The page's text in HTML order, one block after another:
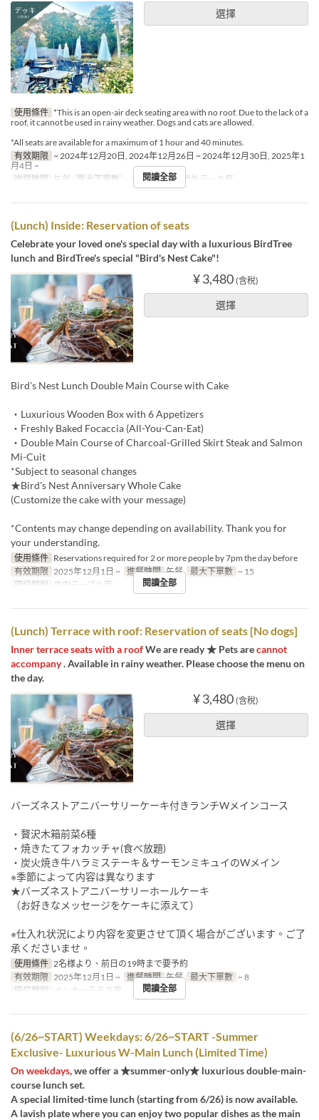
選擇
使用條件 *This is an open-air deck seating area with no roof. Due to the lack of a
roof, it cannot be used in rainy weather. Dogs and cats are allowed.
*All seats are available for a maximum of 1 hour and 40 minutes.
有效期限 ~ 2024年12月20日, 2024年12月26日 ~ 2024年12月30日, 2025年1
月4日 ~
進餐時間
午餐 最大下單數 ~ 8 座位類別 屋外デッキ席
閱讀全部
(Lunch) Inside: Reservation of seats
Celebrate your loved one's special day with a luxurious BirdTree
lunch and BirdTree's special "Bird's Nest Cake"!
¥ 3,480 (含稅)
選擇
Bird's Nest Lunch Double Main Course with Cake
・Luxurious Wooden Box with 6 Appetizers
・Freshly Baked Focaccia (All-You-Can-Eat)
・Double Main Course of Charcoal-Grilled Skirt Steak and Salmon
Mi-Cuit
*Subject to seasonal changes
★Bird's Nest Anniversary Whole Cake
(Customize the cake with your message)
*Contents may change depending on availability. Thank you for
your understanding.
使用條件 Reservations required for 2 or more people by 7pm the day before
有效期限 2025年12月1日 ~ 進餐時間 午餐 最大下單數 ~ 15
座位類別
店内テーブル席 閱讀全部
(Lunch) Terrace with roof: Reservation of seats [No dogs]
Inner terrace seats with a roofWe are ready ★ Pets arecannot
accompany. Available in rainy weather. Please choose the menu on
the day.
¥ 3,480 (含稅)
選擇
バーズネストアニバーサリーケーキ付きランチWメインコース
・贅沢木箱前菜6種
・焼きたてフォカッチャ(食べ放題)
・炭火焼き牛ハラミステーキ＆サーモンミキュイのWメイン
※季節によって内容は異なります
★バーズネストアニバーサリーホールケーキ
（お好きなメッセージをケーキに添えて）
※仕入れ状況により内容を変更させて頂く場合がございます。ご了
承くださいませ。
使用條件 2名様より、前日の19時まで要予約
有效期限 2025年12月1日 ~ 進餐時間 午餐 最大下單數 ~ 8
座位類別
インナーテラス席 閱讀全部
(6/26~START) Weekdays: 6/26~START -Summer
Exclusive- Luxurious W-Main Lunch (Limited Time)
On weekdays, we offer a ★summer-only★ luxurious double-main-
course lunch set.
A special limited-time lunch (starting from 6/26) is now available.
A lavish plate where you can enjoy two popular dishes as the main